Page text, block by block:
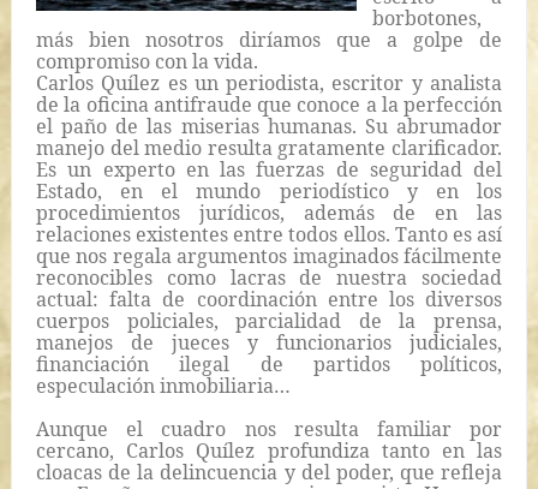
borbotones,
más bien nosotros diríamos que a golpe de
compromiso con la vida.
Carlos Quílez es un periodista, escritor y analista
de la oficina antifraude que conoce a la perfección
el paño de las miserias humanas. Su abrumador
manejo del medio resulta gratamente clarificador.
Es un experto en las fuerzas de seguridad del
Estado, en el mundo periodístico y en los
procedimientos jurídicos, además de en las
relaciones existentes entre todos ellos. Tanto es así
que nos regala argumentos imaginados fácilmente
reconocibles como lacras de nuestra sociedad
actual: falta de coordinación entre los diversos
cuerpos policiales, parcialidad de la prensa,
manejos de jueces y funcionarios judiciales,
financiación ilegal de partidos políticos,
especulación inmobiliaria…
Aunque el cuadro nos resulta familiar por
cercano, Carlos Quílez profundiza tanto en las
cloacas de la delincuencia y del poder, que refleja